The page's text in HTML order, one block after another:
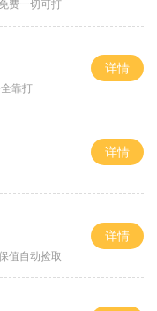
费一切可打
靠打
详情
详情
值自动捡取
详情